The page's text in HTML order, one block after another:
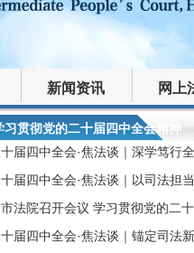
新闻资讯 网上
习贯彻党的二十届四中全会精神
十届四中全会·焦法谈｜深学笃行
十届四中全会·焦法谈｜以司法担
法院召开会议 学习贯彻党的二
十届四中全会·焦法谈｜锚定司法